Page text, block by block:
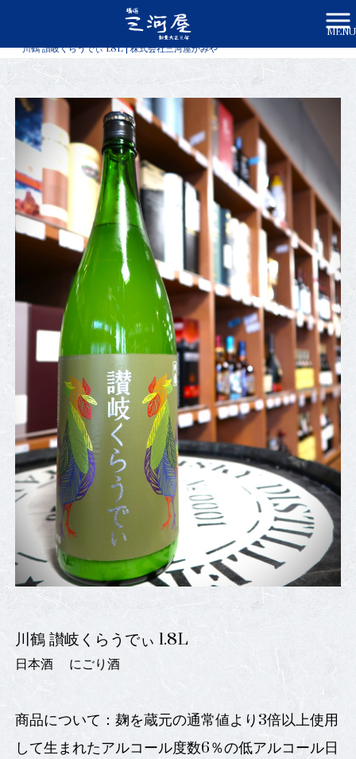
MENU
商品一覧
川鶴 讃岐くらうでぃ 1.8L | 株式会社三河屋かみや
川鶴 讃岐くらうでぃ 1.8L
日本酒 にごり酒
商品について：麹を蔵元の通常値より3倍以上使用
して生まれたアルコール度数6％の低アルコール日